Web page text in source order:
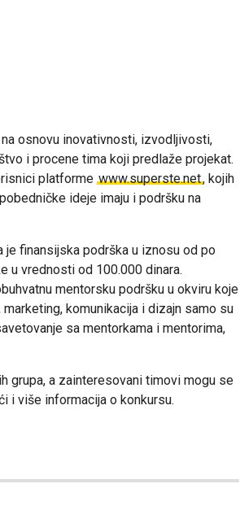
osnovu inovativnosti, izvodljivosti,
i procene tima koji predlaže projekat.
platforme www.superste.net, kojih
ideje imaju i podršku na
finansijska podrška u iznosu od po
u vrednosti od 100.000 dinara.
mentorsku podršku u okviru koje
komunikacija i dizajn samo su
sa mentorkama i mentorima,
grupa, a zainteresovani timovi mogu se
i više informacija o konkursu.